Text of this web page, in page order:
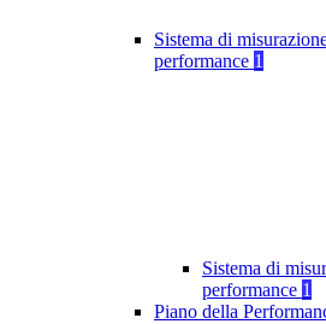
Sistema di
performance 1
Sistema di
performance 1
Piano della